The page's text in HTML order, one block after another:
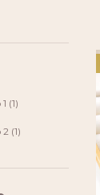
(1)
(1)